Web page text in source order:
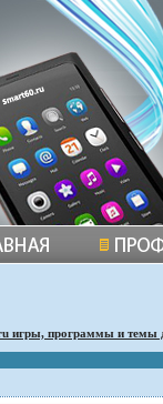
игры, программы и темы